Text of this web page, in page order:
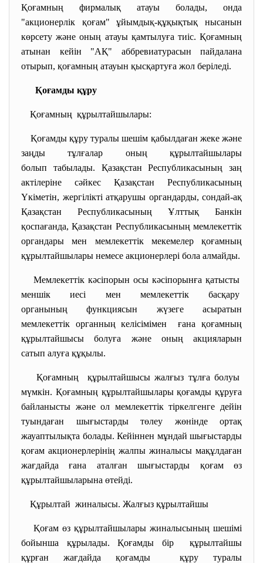
Қоғамның фирмалық атауы болады, онда
"акционерлік қоғам" ұйымдық-құқықтық нысанын
көрсету және оның атауы қамтылуға тиіс. Қоғамның
атынан кейін "АҚ" аббревиатурасын пайдалана
отырып, қоғамның атауын қысқартуға жол беріледі.
Қоғамды құру
Қоғамның құрылтайшылары:
Қоғамды құру туралы шешім қабылдаған жеке және
заңды тұлғалар оның құрылтайшылары
болып табылады. Қазақстан Республикасының заң
актілеріне сәйкес Қазақстан Республикасының
Үкіметін, жергілікті атқарушы органдарды, сондай-ақ
Қазақстан Республикасының Ұлттық Банкін
қоспағанда, Қазақстан Республикасының мемлекеттік
органдары мен мемлекеттік мекемелер қоғамның
құрылтайшылары немесе акционерлері бола алмайды.
Мемлекеттік кәсіпорын осы кәсіпорынға қатысты
меншік иесі мен мемлекеттік басқару
органының функциясын жүзеге асыратын
мемлекеттік органның келісімімен ғана қоғамның
құрылтайшысы болуға және оның акцияларын
сатып алуға құқылы.
Қоғамның құрылтайшысы жалғыз тұлға болуы
мүмкін. Қоғамның құрылтайшылары қоғамды құруға
байланысты және ол мемлекеттік тіркелгенге дейін
туындаған шығыстарды төлеу жөнінде ортақ
жауаптылықта болады. Кейіннен мұндай шығыстарды
қоғам акционерлерінің жалпы жиналысы мақұлдаған
жағдайда ғана аталған шығыстарды қоғам өз
құрылтайшыларына өтейді.
Құрылтай жиналысы. Жалғыз құрылтайшы
Қоғам өз құрылтайшылары жиналысының шешімі
бойынша құрылады. Қоғамды бір құрылтайшы
құрған жағдайда қоғамды құру туралы